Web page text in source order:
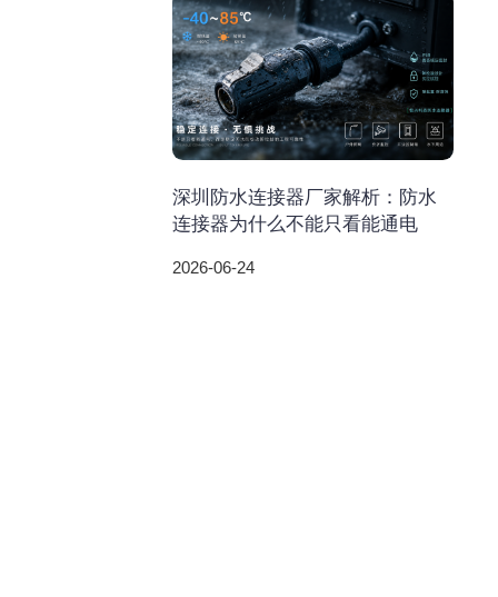
深圳防水连接器厂家解析：防水
连接器为什么不能只看能通电
2026-06-24